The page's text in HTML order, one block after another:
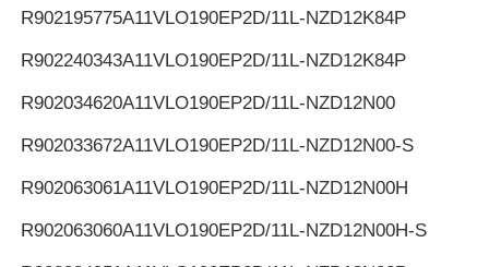
R902195775A11VLO190EP2D/11L-NZD12K84P
R902240343A11VLO190EP2D/11L-NZD12K84P
R902034620A11VLO190EP2D/11L-NZD12N00
R902033672A11VLO190EP2D/11L-NZD12N00-S
R902063061A11VLO190EP2D/11L-NZD12N00H
R902063060A11VLO190EP2D/11L-NZD12N00H-S